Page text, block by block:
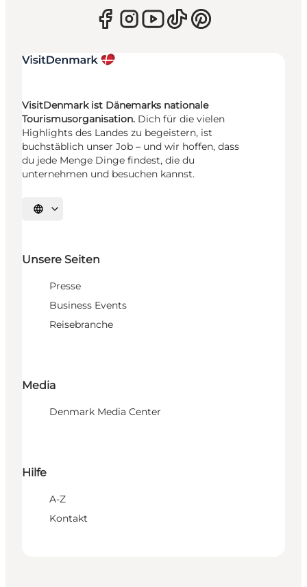
VisitDenmark ist Dänemarks nationale
Tourismusorganisation. Dich für die vielen
Highlights des Landes zu begeistern, ist
buchstäblich unser Job – und wir hoffen, dass
du jede Menge Dinge findest, die du
unternehmen und besuchen kannst.
Sprache auswählen
Unsere Seiten
Presse
Business Events
Reisebranche
Media
Denmark Media Center
Hilfe
A-Z
Kontakt